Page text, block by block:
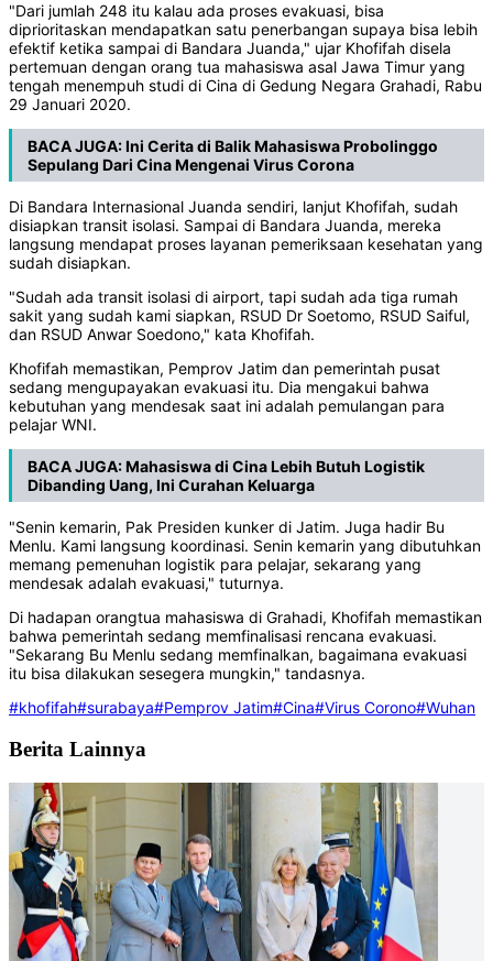
"Dari jumlah 248 itu kalau ada proses evakuasi, bisa
diprioritaskan mendapatkan satu penerbangan supaya bisa lebih
efektif ketika sampai di Bandara Juanda," ujar Khofifah disela
pertemuan dengan orang tua mahasiswa asal Jawa Timur yang
tengah menempuh studi di Cina di Gedung Negara Grahadi, Rabu
29 Januari 2020.
BACA JUGA:Ini Cerita di Balik Mahasiswa Probolinggo
Sepulang Dari Cina Mengenai Virus Corona
Di Bandara Internasional Juanda sendiri, lanjut Khofifah, sudah
disiapkan transit isolasi. Sampai di Bandara Juanda, mereka
langsung mendapat proses layanan pemeriksaan kesehatan yang
sudah disiapkan.
"Sudah ada transit isolasi di airport, tapi sudah ada tiga rumah
sakit yang sudah kami siapkan, RSUD Dr Soetomo, RSUD Saiful,
dan RSUD Anwar Soedono," kata Khofifah.
Khofifah memastikan, Pemprov Jatim dan pemerintah pusat
sedang mengupayakan evakuasi itu. Dia mengakui bahwa
kebutuhan yang mendesak saat ini adalah pemulangan para
pelajar WNI.
BACA JUGA:Mahasiswa di Cina Lebih Butuh Logistik
Dibanding Uang, Ini Curahan Keluarga
"Senin kemarin, Pak Presiden kunker di Jatim. Juga hadir Bu
Menlu. Kami langsung koordinasi. Senin kemarin yang dibutuhkan
memang pemenuhan logistik para pelajar, sekarang yang
mendesak adalah evakuasi," tuturnya.
Di hadapan orangtua mahasiswa di Grahadi, Khofifah memastikan
bahwa pemerintah sedang memfinalisasi rencana evakuasi.
"Sekarang Bu Menlu sedang memfinalkan, bagaimana evakuasi
itu bisa dilakukan sesegera mungkin," tandasnya.
#khofifah#surabaya#Pemprov Jatim#Cina#Virus Corono#Wuhan
Berita Lainnya